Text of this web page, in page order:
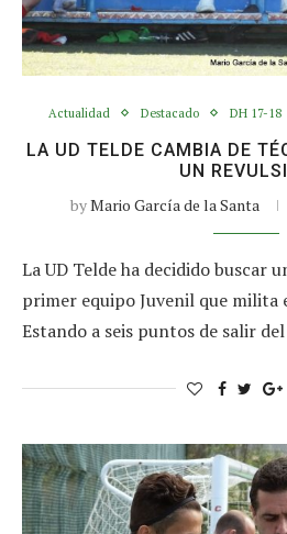
Actualidad Destacado DH 17-18
LA UD TELDE CAMBIA DE
UN
byMario García de la Santa
La UD Telde ha decidido buscar
primer equipo Juvenil que milita
Estando a seis puntos de salir